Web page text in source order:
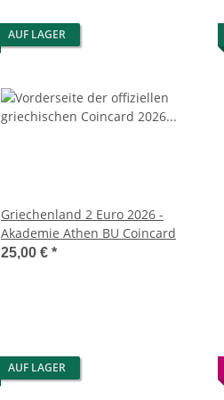
AUF LAGER
Griechenland 2 Euro 2026 -
Akademie Athen BU Coincard
25,00 € *
AUF LAGER